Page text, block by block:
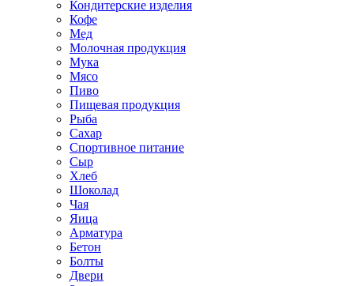
Кондитерские изделия
Кофе
Мед
Молочная продукция
Мука
Мясо
Пиво
Пищевая продукция
Рыба
Сахар
Спортивное питание
Сыр
Хлеб
Шоколад
Чая
Яица
Арматура
Бетон
Болты
Двери